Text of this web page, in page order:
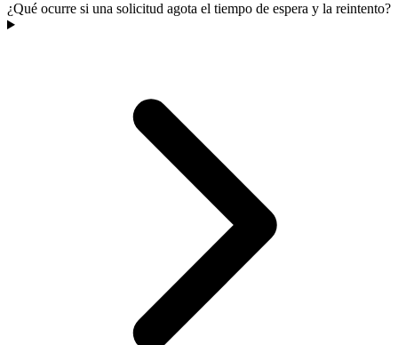
¿Qué ocurre si una solicitud agota el tiempo de espera y la reintento?